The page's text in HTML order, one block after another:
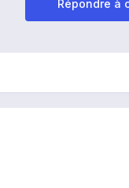
Répondre à